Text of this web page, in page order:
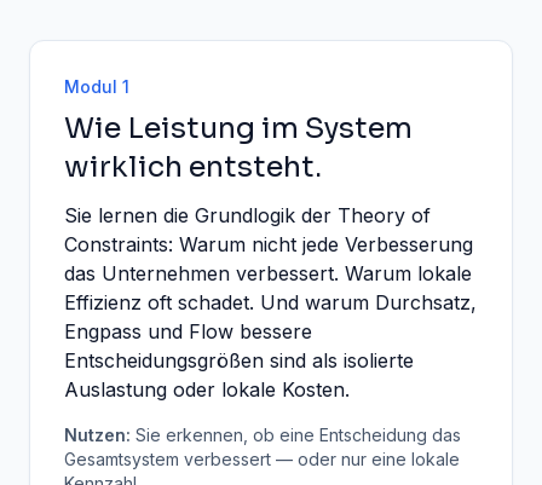
Modul 1
Wie Leistung im System
wirklich entsteht.
Sie lernen die Grundlogik der Theory of
Constraints: Warum nicht jede Verbesserung
das Unternehmen verbessert. Warum lokale
Effizienz oft schadet. Und warum Durchsatz,
Engpass und Flow bessere
Entscheidungsgrößen sind als isolierte
Auslastung oder lokale Kosten.
Nutzen: Sie erkennen, ob eine Entscheidung das
Gesamtsystem verbessert — oder nur eine lokale